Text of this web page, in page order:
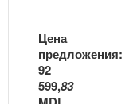
Цена
предложения:
92
599,83